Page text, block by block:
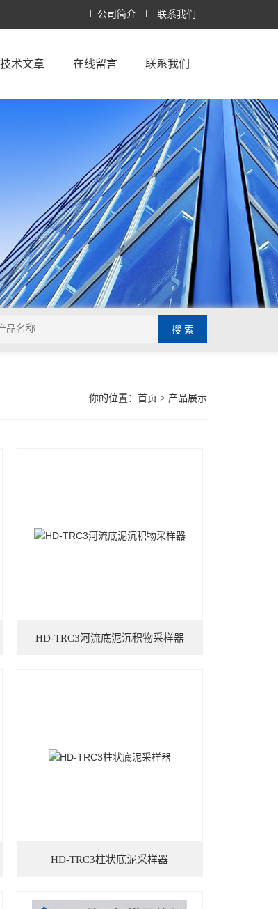
公司简介 联系我们
技术文章 在线留言 联系我们
你的位置： 首页 > 产品展示
HD-TRC3河流底泥沉积物采样器
HD-TRC3柱状底泥采样器